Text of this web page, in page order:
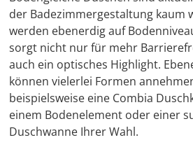
der Badezimmergestaltung kaum
werden ebenerdig auf
sorgt nicht nur für mehr
auch ein optisches Highlight.
können vielerlei Formen
beispielsweise eine Combia
einem Bodenelement oder einer
Duschwanne Ihrer Wahl.